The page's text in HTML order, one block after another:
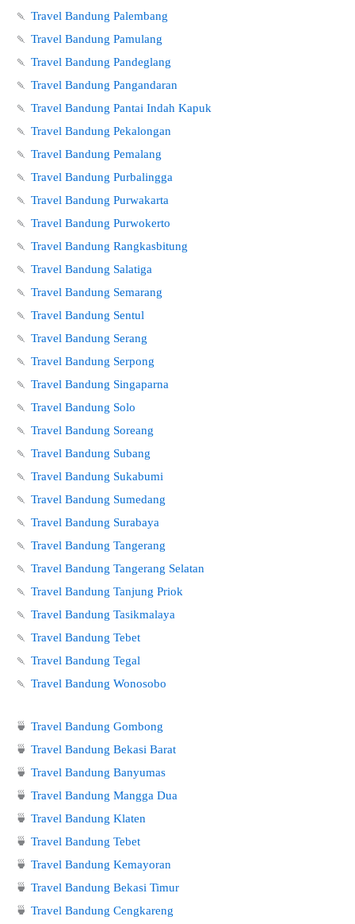
🍡 Travel Bandung Palembang
🍡 Travel Bandung Pamulang
🍡 Travel Bandung Pandeglang
🍡 Travel Bandung Pangandaran
🍡 Travel Bandung Pantai Indah Kapuk
🍡 Travel Bandung Pekalongan
🍡 Travel Bandung Pemalang
🍡 Travel Bandung Purbalingga
🍡 Travel Bandung Purwakarta
🍡 Travel Bandung Purwokerto
🍡 Travel Bandung Rangkasbitung
🍡 Travel Bandung Salatiga
🍡 Travel Bandung Semarang
🍡 Travel Bandung Sentul
🍡 Travel Bandung Serang
🍡 Travel Bandung Serpong
🍡 Travel Bandung Singaparna
🍡 Travel Bandung Solo
🍡 Travel Bandung Soreang
🍡 Travel Bandung Subang
🍡 Travel Bandung Sukabumi
🍡 Travel Bandung Sumedang
🍡 Travel Bandung Surabaya
🍡 Travel Bandung Tangerang
🍡 Travel Bandung Tangerang Selatan
🍡 Travel Bandung Tanjung Priok
🍡 Travel Bandung Tasikmalaya
🍡 Travel Bandung Tebet
🍡 Travel Bandung Tegal
🍡 Travel Bandung Wonosobo
🍵 Travel Bandung Gombong
🍵 Travel Bandung Bekasi Barat
🍵 Travel Bandung Banyumas
🍵 Travel Bandung Mangga Dua
🍵 Travel Bandung Klaten
🍵 Travel Bandung Tebet
🍵 Travel Bandung Kemayoran
🍵 Travel Bandung Bekasi Timur
🍵 Travel Bandung Cengkareng